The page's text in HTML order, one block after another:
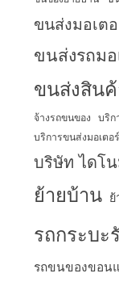
ขนส่งมอเต
ขนส่งรถม
ขนส่งสินค้
จ้างรถขนของ บริก
บริการขนส่งมอเตอ
บริษัท ไดโ
ย้ายบ้าน ย้
รถกระบะ
รถขนของขอน